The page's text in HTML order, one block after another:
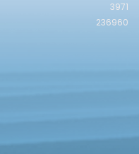
3971
236960